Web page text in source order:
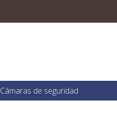
Cámaras de seguridad